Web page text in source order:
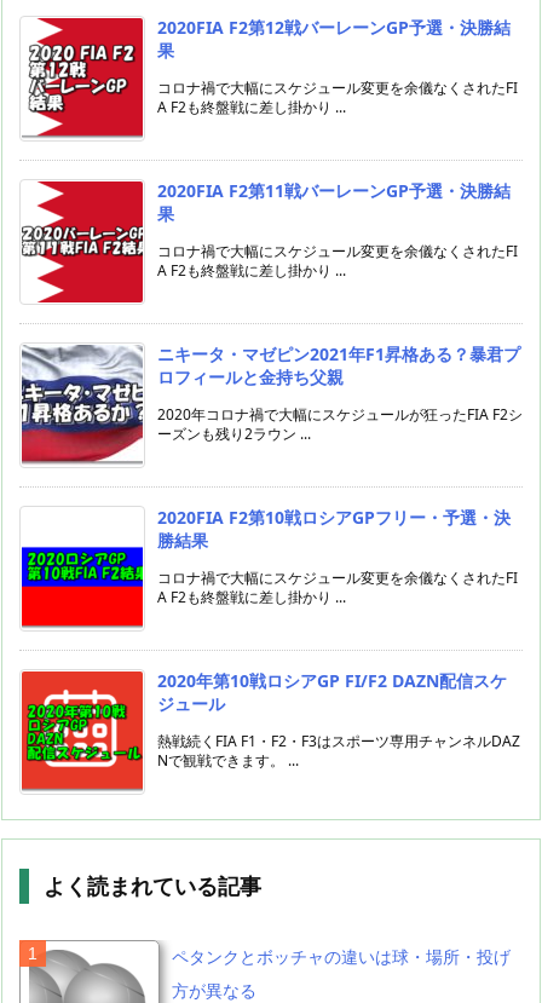
2020FIA F2第12戦バーレーンGP予選・決勝結
果
コロナ禍で大幅にスケジュール変更を余儀なくされたFI
A F2も終盤戦に差し掛かり ...
2020FIA F2第11戦バーレーンGP予選・決勝結
果
コロナ禍で大幅にスケジュール変更を余儀なくされたFI
A F2も終盤戦に差し掛かり ...
ニキータ・マゼピン2021年F1昇格ある？暴君プ
ロフィールと金持ち父親
2020年コロナ禍で大幅にスケジュールが狂ったFIA F2シ
ーズンも残り2ラウン ...
2020FIA F2第10戦ロシアGPフリー・予選・決
勝結果
コロナ禍で大幅にスケジュール変更を余儀なくされたFI
A F2も終盤戦に差し掛かり ...
2020年第10戦ロシアGP FI/F2 DAZN配信スケ
ジュール
熱戦続くFIA F1・F2・F3はスポーツ専用チャンネルDAZ
Nで観戦できます。 ...
よく読まれている記事
ペタンクとボッチャの違いは球・場所・投げ
方が異なる